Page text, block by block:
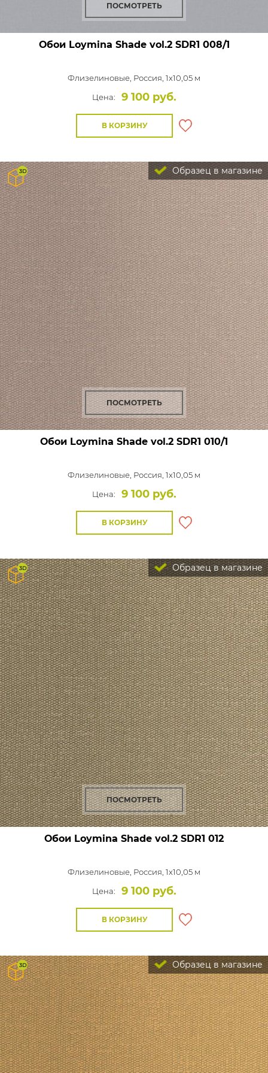
ПОСМОТРЕТЬ
Обои Loymina Shade vol.2SDR1 008/1
Флизелиновые, Россия, 1x10,05 м
Цена:
9 100 руб.
В КОРЗИНУ
Образец в магазине
ПОСМОТРЕТЬ
Обои Loymina Shade vol.2 SDR1 010/1
Флизелиновые, Россия, 1x10,05 м
Цена:
9 100 руб.
В КОРЗИНУ
Образец в магазине
ПОСМОТРЕТЬ
Обои Loymina Shade vol.2 SDR1 012
Флизелиновые, Россия, 1x10,05 м
Цена:
9 100 руб.
В КОРЗИНУ
Образец в магазине